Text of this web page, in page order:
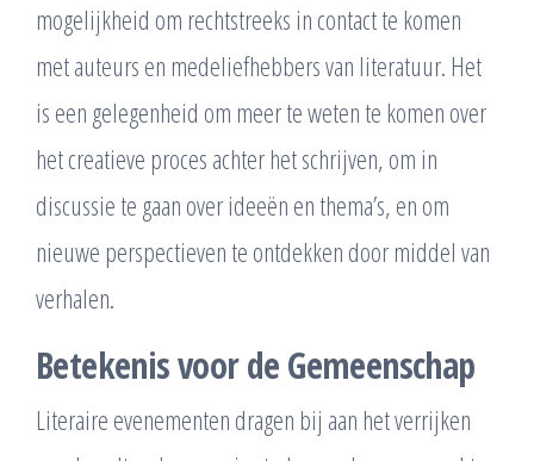
mogelijkheid om rechtstreeks in contact te komen
met auteurs en medeliefhebbers van literatuur. Het
is een gelegenheid om meer te weten te komen over
het creatieve proces achter het schrijven, om in
discussie te gaan over ideeën en thema’s, en om
nieuwe perspectieven te ontdekken door middel van
verhalen.
Betekenis voor de Gemeenschap
Literaire evenementen dragen bij aan het verrijken